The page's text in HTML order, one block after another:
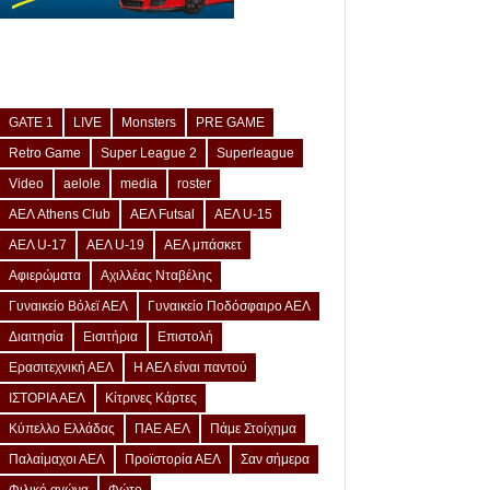
GATE 1 LIVE Monsters
PRE GAME
Retro Game
Super League 2
Superleague
Video
aelole media
roster
ΑΕΛ Athens Club
ΑΕΛ Futsal
ΑΕΛ U-15
ΑΕΛ U-17
ΑΕΛ U-19
ΑΕΛ μπάσκετ
Αφιερώματα
Αχιλλέας Νταβέλης
Γυναικείο Βόλεϊ ΑΕΛ
Γυναικείο Ποδόσφαιρο ΑΕΛ
Διαιτησία
Εισιτήρια
Επιστολή
Ερασιτεχνική ΑΕΛ
Η ΑΕΛ είναι παντού
ΙΣΤΟΡΙΑ ΑΕΛ
Κίτρινες Κάρτες
Κύπελλο Ελλάδας
ΠΑΕ ΑΕΛ
Πάμε Στοίχημα
Παλαίμαχοι ΑΕΛ
Προϊστορία ΑΕΛ
Σαν σήμερα